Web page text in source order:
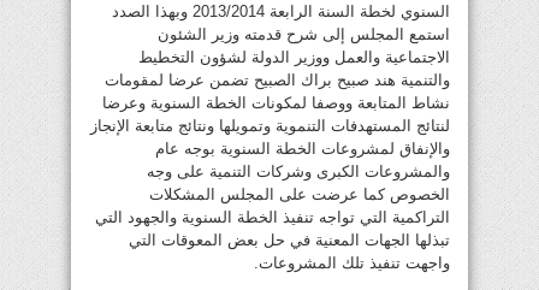
السنوي لخطة السنة الرابعة 2013/2014 وبهذا الصدد
استمع المجلس إلى شرح قدمته وزير الشئون
الاجتماعية والعمل ووزير الدولة لشؤون التخطيط
والتنمية هند صبيح براك الصبيح تضمن عرضا لمقومات
نشاط المتابعة ووصفا لمكونات الخطة السنوية وعرضا
لنتائج المستهدفات التنموية وتمويلها ونتائج متابعة الإنجاز
والإنفاق لمشروعات الخطة السنوية بوجه عام
والمشروعات الكبرى وشركات التنمية على وجه
الخصوص كما عرضت على المجلس المشكلات
التراكمية التي تواجه تنفيذ الخطة السنوية والجهود التي
تبذلها الجهات المعنية في حل بعض المعوقات التي
واجهت تنفيذ تلك المشروعات.